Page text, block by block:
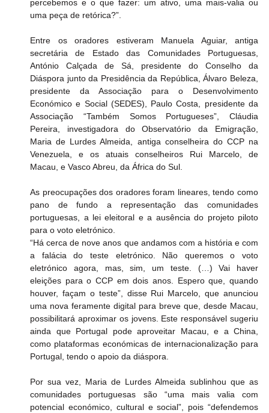
percebemos e o que fazer: um ativo, uma mais-valia ou
uma peça de retórica?”.
Entre os oradores estiveram Manuela Aguiar, antiga
secretária de Estado das Comunidades Portuguesas,
António Calçada de Sá, presidente do Conselho da
Diáspora junto da Presidência da República, Álvaro Beleza,
presidente da Associação para o Desenvolvimento
Económico e Social (SEDES), Paulo Costa, presidente da
Associação “Também Somos Portugueses”, Cláudia
Pereira, investigadora do Observatório da Emigração,
Maria de Lurdes Almeida, antiga conselheira do CCP na
Venezuela, e os atuais conselheiros Rui Marcelo, de
Macau, e Vasco Abreu, da África do Sul.
As preocupações dos oradores foram lineares, tendo como
pano de fundo a representação das comunidades
portuguesas, a lei eleitoral e a ausência do projeto piloto
para o voto eletrónico.
“Há cerca de nove anos que andamos com a história e com
a falácia do teste eletrónico. Não queremos o voto
eletrónico agora, mas, sim, um teste. (…) Vai haver
eleições para o CCP em dois anos. Espero que, quando
houver, façam o teste”, disse Rui Marcelo, que anunciou
uma nova feramente digital para breve que, desde Macau,
possibilitará aproximar os jovens. Este responsável sugeriu
ainda que Portugal pode aproveitar Macau, e a China,
como plataformas económicas de internacionalização para
Portugal, tendo o apoio da diáspora.
Por sua vez, Maria de Lurdes Almeida sublinhou que as
comunidades portuguesas são “uma mais valia com
potencial económico, cultural e social”, pois “defendemos